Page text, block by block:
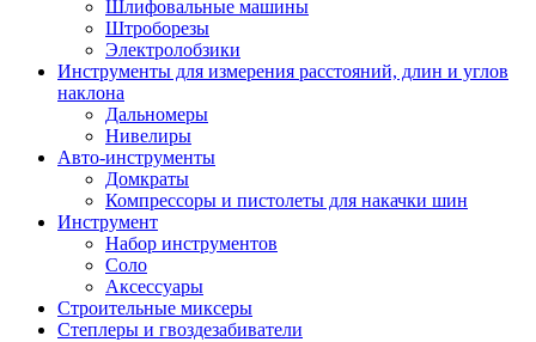
Шлифовальные машины
Штроборезы
Электролобзики
Инструменты для измерения расстояний, длин и углов
наклона
Дальномеры
Нивелиры
Авто-инструменты
Домкраты
Компрессоры и пистолеты для накачки шин
Инструмент
Набор инструментов
Соло
Аксессуары
Строительные миксеры
Степлеры и гвоздезабиватели